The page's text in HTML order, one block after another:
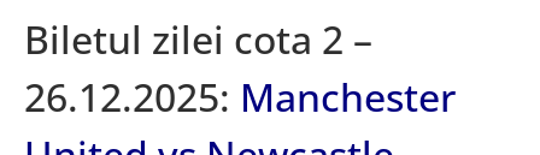
Biletul zilei cota 2 –
26.12.2025: Manchester